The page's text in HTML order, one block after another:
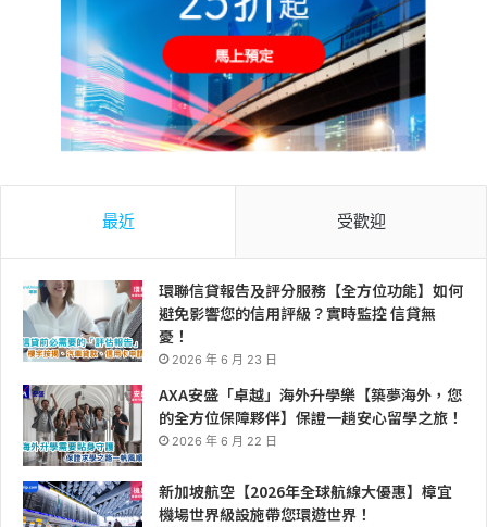
最近 受歡迎
環聯信貸報告及評分服務【全方位功能】如何
避免影響您的信用評級？實時監控 信貸無
憂！
2026 年 6 月 23 日
AXA安盛「卓越」海外升學樂【築夢海外，您
的全方位保障夥伴】保證一趟安心留學之旅！
2026 年 6 月 22 日
新加坡航空【2026年全球航線大優惠】樟宜
機場世界級設施帶您環遊世界！